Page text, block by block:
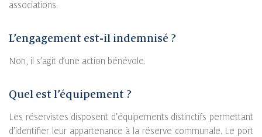
associations.
L’engagement est-il indemnisé ?
Non, il s’agit d’une action bénévole.
Quel est l’équipement ?
Les réservistes disposent d’équipements distinctifs permettant
d’identifier leur appartenance à la réserve communale. Le port